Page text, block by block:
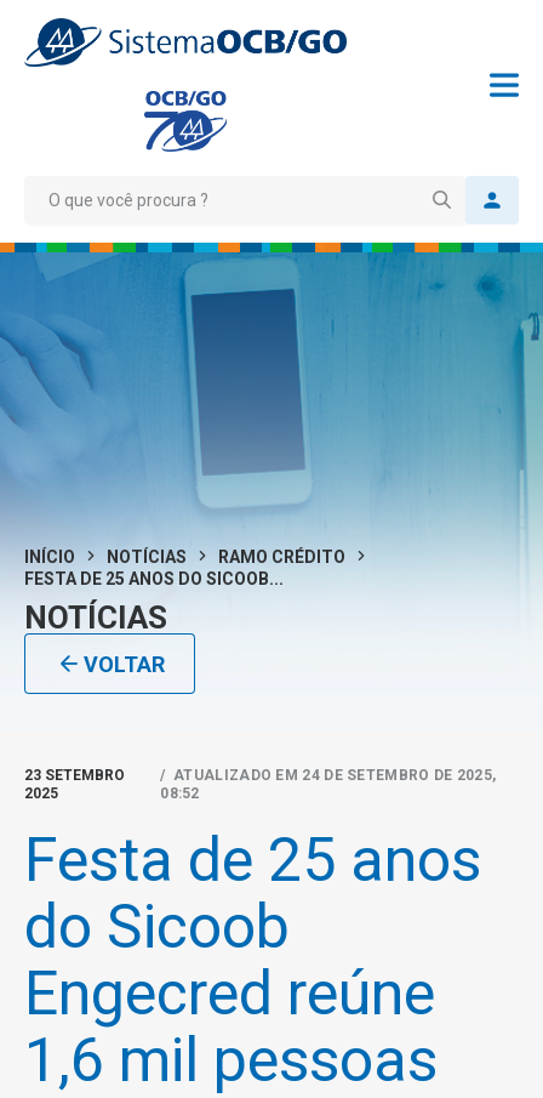
INÍCIO NOTÍCIAS
RAMO CRÉDITO
FESTA DE 25 ANOS DO SICOOB...
NOTÍCIAS
VOLTAR
23 SETEMBRO
2025
/ ATUALIZADO EM 24 DE SETEMBRO DE 2025,
08:52
Festa de 25 anos
do Sicoob
Engecred reúne
1,6 mil pessoas